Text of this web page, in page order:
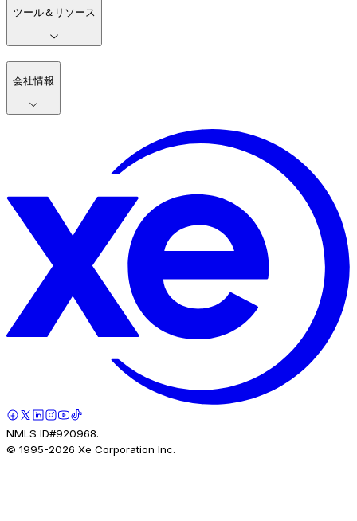
ツール＆リソース
会社情報
NMLS ID#920968.
© 1995-2026 Xe Corporation Inc.